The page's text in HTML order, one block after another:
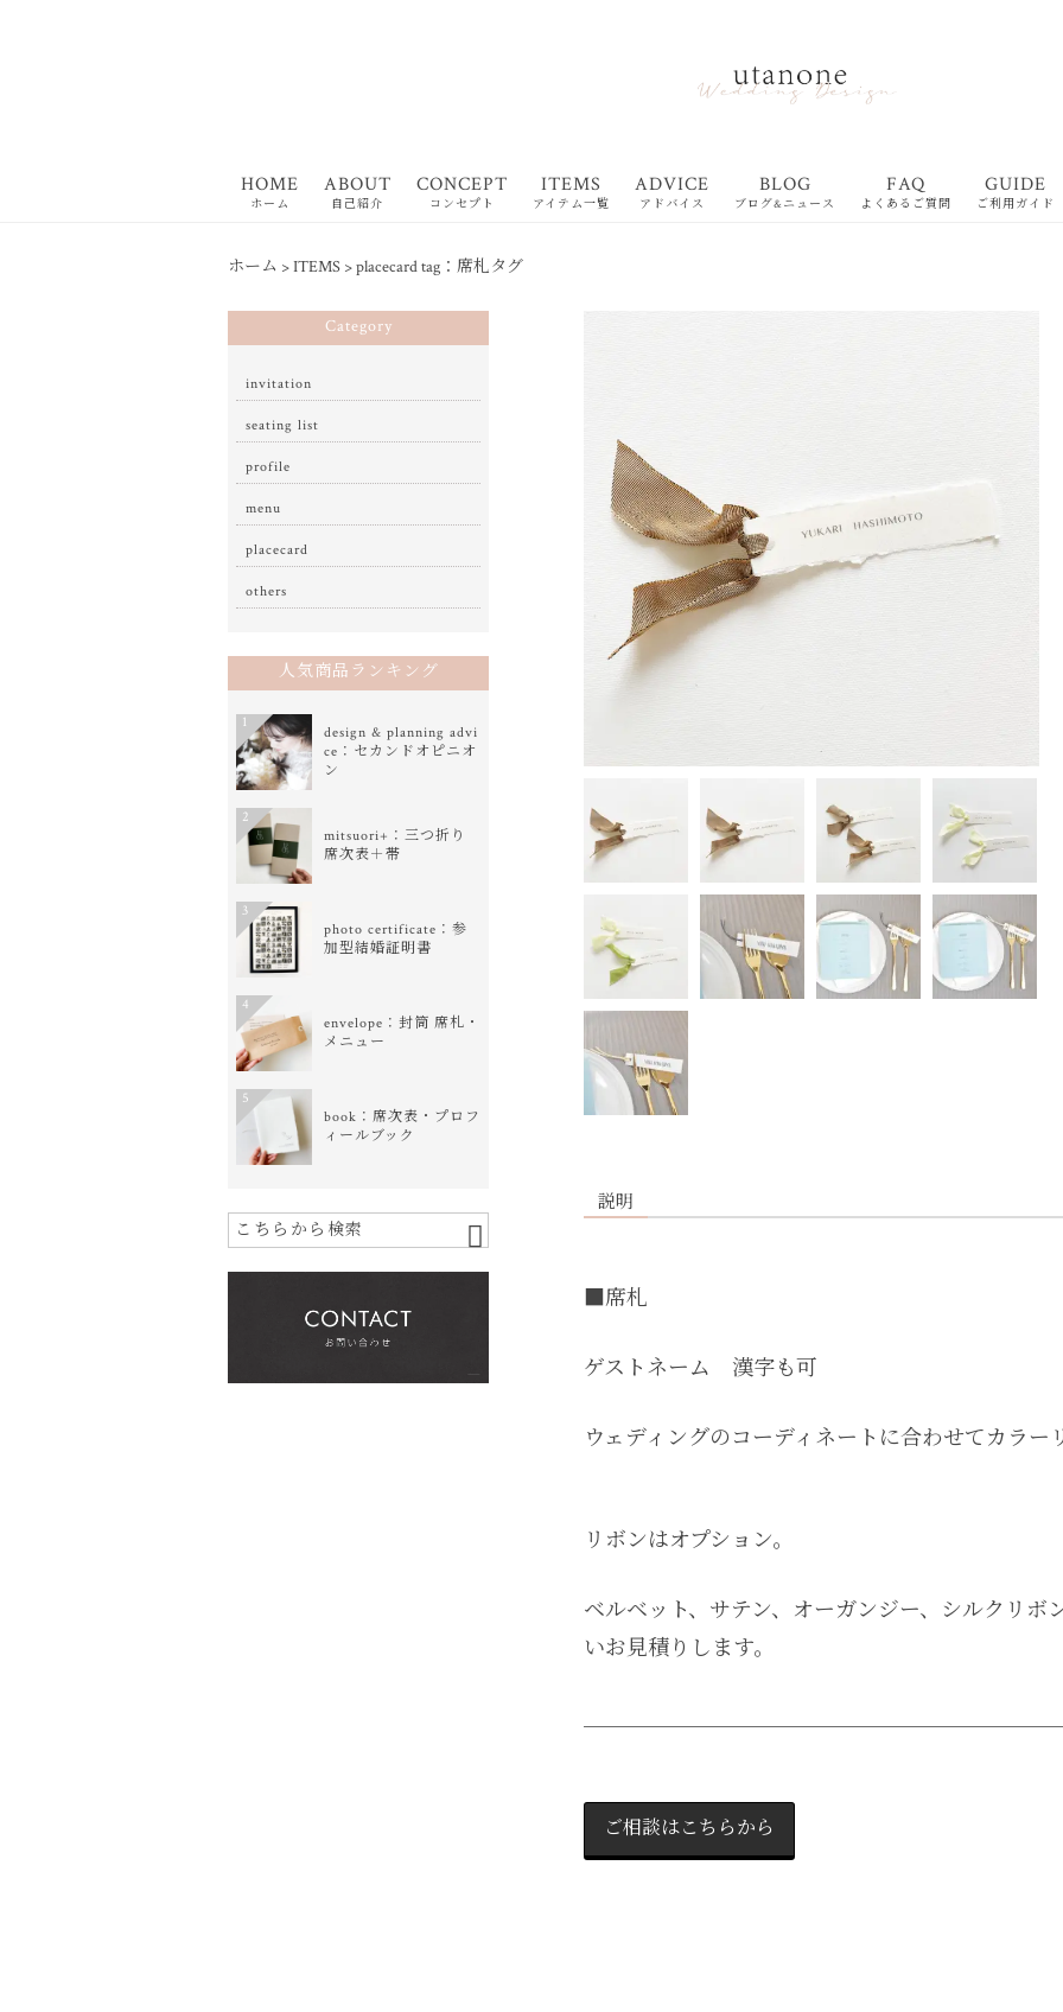
HOME
ホーム
ABOUT
自己紹介
CONCEPT
コンセプト
ITEMS
アイテム一覧
ADVICE
アドバイス
BLOG
ブログ&ニュース
FAQ
よくあるご質問
GUIDE
ご利用ガイド
ホーム >ITEMS >placecard tag：席札タグ
説明
■席札
ゲストネーム 漢字も可
ウェディングのコーディネートに合わせてカラー
リボンはオプション。
ベルベット、サテン、オーガンジー、シルクリボ
いお見積りします。
ご相談はこちらから
Category
invitation
seating list
profile
menu
placecard
others
人気商品ランキング
design & planning advi
ce：セカンドオピニオ
ン
1
mitsuori+：三つ折り
席次表＋帯
2
photo certificate：参
加型結婚証明書
3
envelope：封筒 席札・
メニュー
4
book：席次表・プロフ
ィールブック
5